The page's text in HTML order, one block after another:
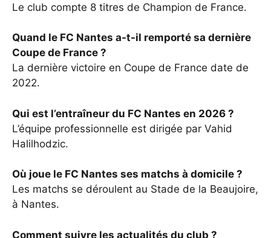
Le club compte 8 titres de Champion de France.
Quand le FC Nantes a-t-il remporté sa dernière
Coupe de France ?
La dernière victoire en Coupe de France date de
2022.
Qui est l’entraîneur du FC Nantes en 2026 ?
L’équipe professionnelle est dirigée par Vahid
Halilhodzic.
Où joue le FC Nantes ses matchs à domicile ?
Les matchs se déroulent au Stade de la Beaujoire,
à Nantes.
Comment suivre les actualités du club ?